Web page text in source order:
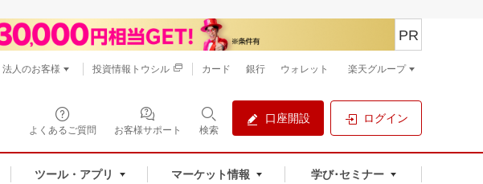
よくあるご質問 お客様サポート 検索
口座開設 ログイン
ツール・アプリ マーケット情報 学び･セミナー
PR
法人のお客様 投資情報トウシル カード 銀行 ウォレット 楽天グループ